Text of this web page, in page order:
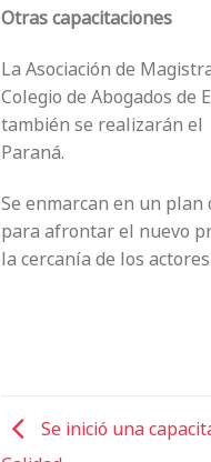
Otras capacitaciones
La Asociación de
Colegio de Abogados de
también se realizarán el
Paraná.
Se enmarcan en un
para afrontar el nuevo
la cercanía de los
Se inició una